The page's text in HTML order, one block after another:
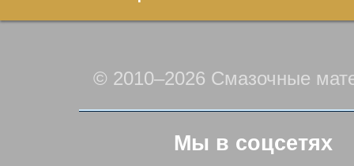
© 2010–2026 Смазочные
Мы в соцсетях